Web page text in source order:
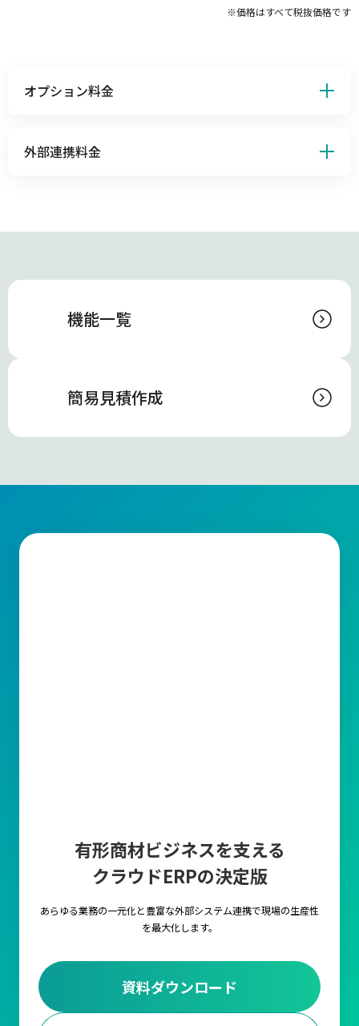
※価格はすべて税抜価格です
オプション料金
外部連携料金
機能一覧
簡易見積作成
有形商材ビジネスを支える
クラウドERPの決定版
あらゆる業務の一元化と豊富な外部システム連携で現場の生産性
を最大化します。
資料ダウンロード